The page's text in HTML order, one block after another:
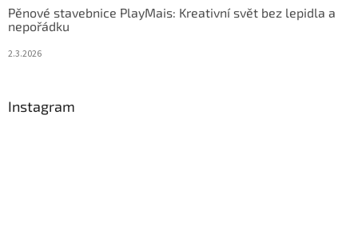
Pěnové stavebnice PlayMais: Kreativní svět bez lepidla a
nepořádku
2.3.2026
Instagram